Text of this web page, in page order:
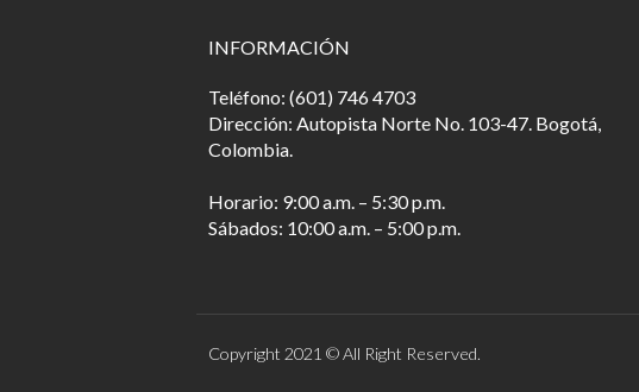
INFORMACIÓN
Teléfono: (601) 746 4703
Dirección: Autopista Norte No. 103-47. Bogotá,
Colombia.
Horario: 9:00 a.m. – 5:30 p.m.
Sábados: 10:00 a.m. – 5:00 p.m.
Copyright 2021 © All Right Reserved.